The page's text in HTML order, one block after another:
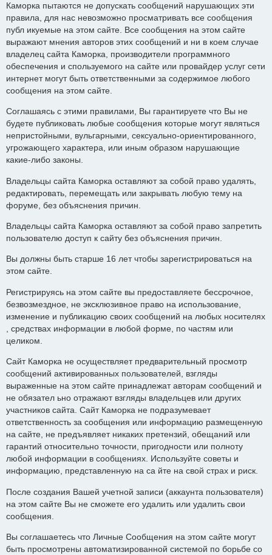
Каморка пытаются не допускать сообщений нарушающих эти
правила, для нас невозможно просматривать все сообщения
публ икуемые на этом сайте. Все сообщения на этом сайте
выражают мнения авторов этих сообщений и ни в коем случае
владелец сайта Каморка, производители программного
обеспечения и спользуемого на сайте или провайдер услуг сети
интернет могут быть ответственными за содержимое любого
сообщения на этом сайте.
Соглашаясь с этими правилами, Вы гарантируете что Вы не
будете публиковать любые сообщения которые могут являться
непристойными, вульгарными, сексуально-ориентированного,
угрожающего характера, или иным образом нарушающие
какие-либо законы.
Владельцы сайта Каморка оставляют за собой право удалять,
редактировать, перемещать или закрывать любую тему на
форуме, без объяснения причин.
Владельцы сайта Каморка оставляют за собой право запретить
пользователю доступ к сайту без объяснения причин.
Вы должны быть старше 16 лет чтобы зарегистрироваться на
этом сайте.
Регистрируясь на этом сайте вы предоставляете бессрочное,
безвозмездное, не эксклюзивное право на использование,
изменение и публикацию своих сообщений на любых носителях
, средствах информации в любой форме, по частям или
целиком.
Сайт Каморка не осуществляет предварительный просмотр
сообщений активированных пользователей, взгляды
выраженные на этом сайте принадлежат авторам сообщений и
не обязател ьно отражают взгляды владельцев или других
участников сайта. Сайт Каморка не подразумевает
ответственность за сообщения или информацию размещенную
на сайте, не предъявляет никаких претензий, обещаний или
гарантий относительно точности, пригодности или полноту
любой информации в сообщениях. Используйте советы и
информацию, представленную на са йте на свой страх и риск.
После создания Вашей учетной записи (аккаунта пользователя)
на этом сайте Вы не сможете его удалить или удалить свои
сообщения.
Вы соглашаетесь что Личные Сообщения на этом сайте могут
быть просмотрены автоматизированной системой по борьбе со